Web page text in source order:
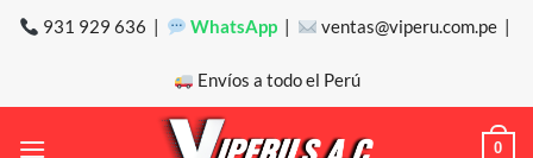
Saltar
931 929 636 | WhatsApp | ventas@viperu.com.pe |
Envíos a todo el Perú
0